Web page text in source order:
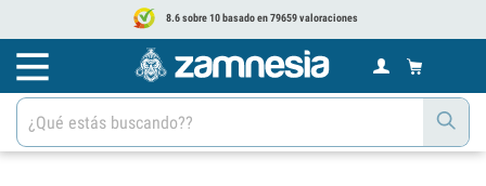
8.6 sobre 10 basado en 79659 valoraciones